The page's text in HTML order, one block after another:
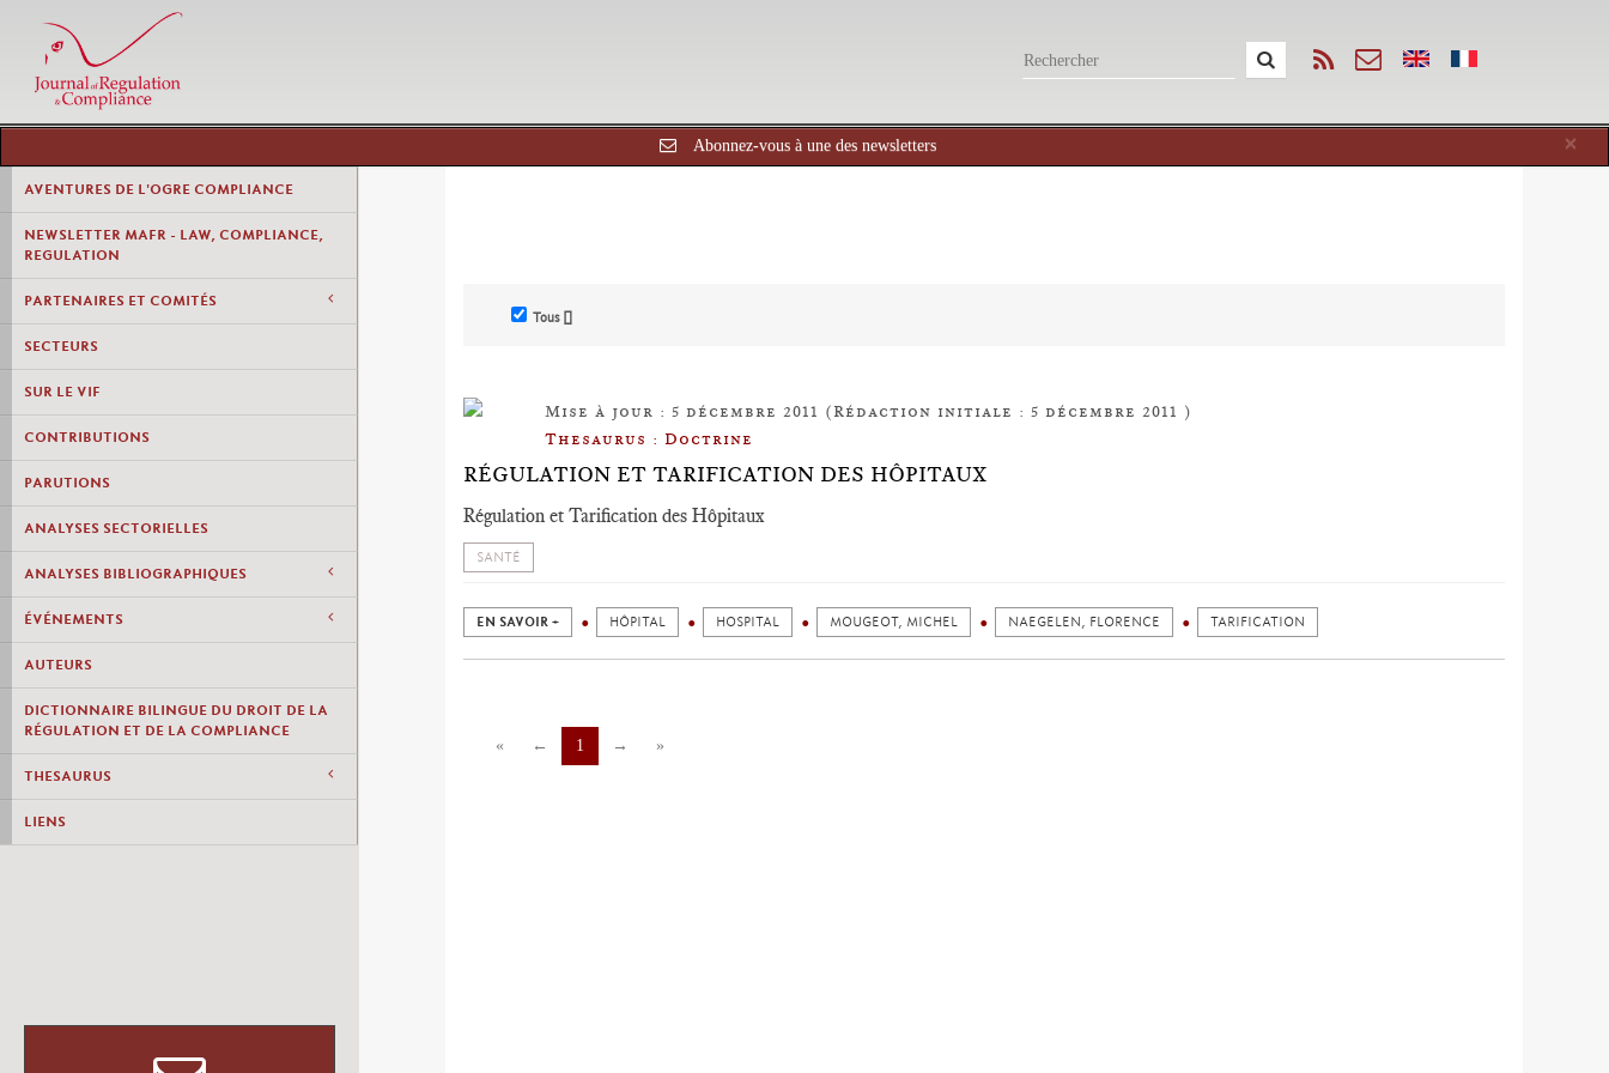
×
Abonnez-vous à une des newsletters
AVENTURES DE L'OGRE COMPLIANCE
NEWSLETTER MAFR - LAW, COMPLIANCE,
REGULATION
PARTENAIRES ET COMITÉS
SECTEURS
SUR LE VIF
CONTRIBUTIONS
PARUTIONS
ANALYSES SECTORIELLES
ANALYSES BIBLIOGRAPHIQUES
ÉVÉNEMENTS
AUTEURS
DICTIONNAIRE BILINGUE DU DROIT DE LA
RÉGULATION ET DE LA COMPLIANCE
THESAURUS
LIENS
Tous []
Mise à jour : 5 décembre 2011 (Rédaction initiale : 5 décembre 2011 )
Thesaurus : Doctrine
RÉGULATION ET TARIFICATION DES HÔPITAUX
Régulation et Tarification des Hôpitaux
SANTÉ
EN SAVOIR + HÔPITAL HOSPITAL MOUGEOT, MICHEL NAEGELEN, FLORENCE TARIFICATION
« ← 1 → »